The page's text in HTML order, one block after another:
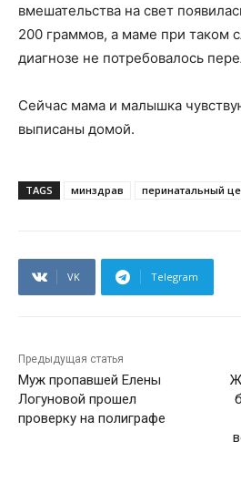
вмешательства на свет
200 граммов, а маме при таком
диагнозе не потребовалось
Сейчас мама и малышка
выписаны домой.
TAGS минздрав перинатальный
VK Telegram
Предыдущая статья
Муж пропавшей Елены
Логуновой прошел
проверку на полиграфе